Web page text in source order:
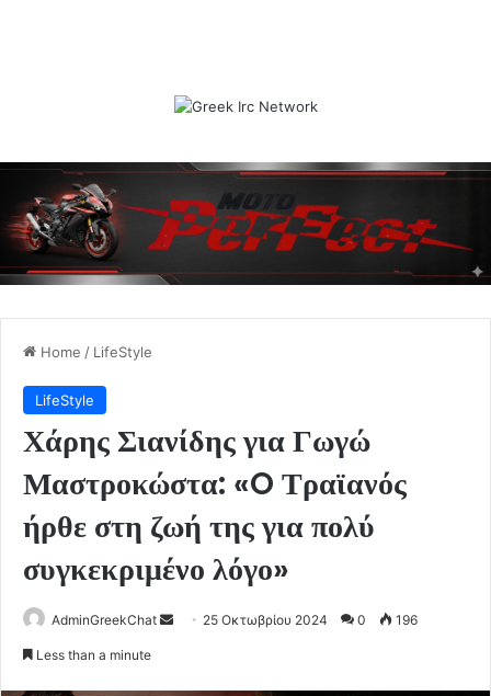
Home / LifeStyle
LifeStyle
Χάρης Σιανίδης για Γωγώ
Μαστροκώστα: «O Τραϊανός
ήρθε στη ζωή της για πολύ
συγκεκριμένο λόγο»
AdminGreekChat
Send 25 Οκτωβρίου 2024 0 196
Less than a minute